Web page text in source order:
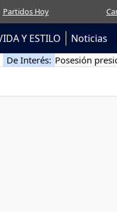
Partidos Hoy
Y ESTILO Noticias
De Interés: Posesión